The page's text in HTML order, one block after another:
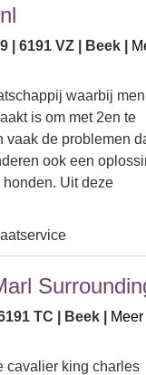
| 6191 VZ | Beek |
waarbij men
is om met 2en te
vaak de problemen
ook een
Uit deze
TC | Beek |
Meer
cavalier king charles